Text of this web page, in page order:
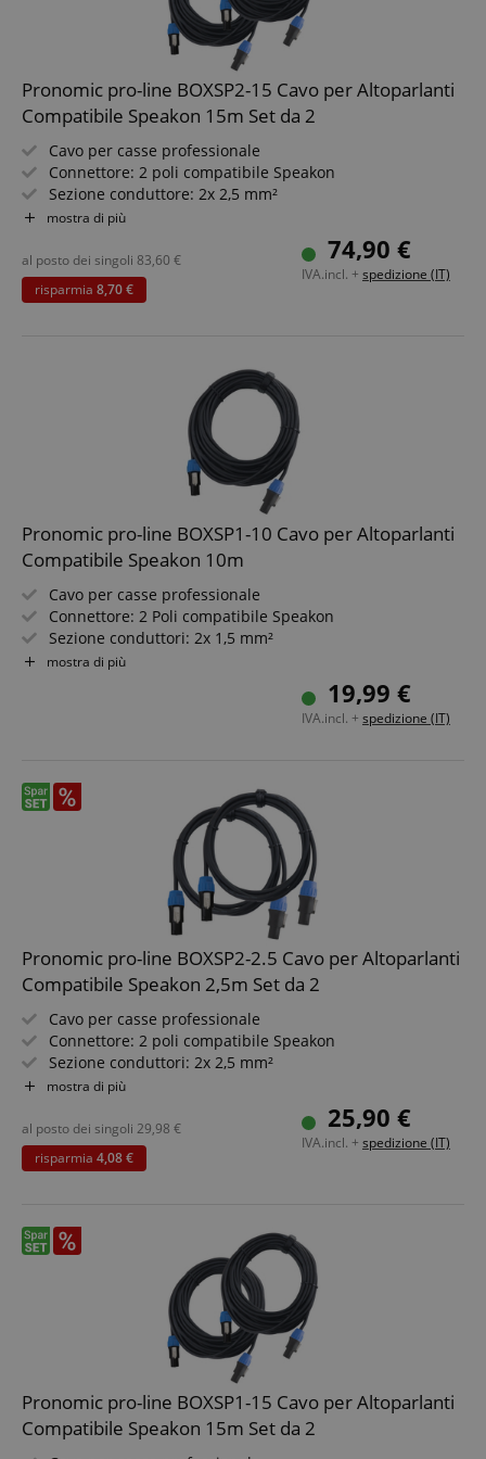
Pronomic pro-line BOXSP2-15 Cavo per Altoparlanti
Compatibile Speakon 15m Set da 2
Cavo per casse professionale
Connettore: 2 poli compatibile Speakon
Sezione conduttore: 2x 2,5 mm²
Lunghezza: 15 m
2 pezzi in set risparmio
mostra di più
74,90 €
IVA.incl. + spedizione (IT)
al posto dei singoli 83,60 €
risparmia 8,70 €
Pronomic pro-line BOXSP1-10 Cavo per Altoparlanti
Compatibile Speakon 10m
Cavo per casse professionale
Connettore: 2 Poli compatibile Speakon
Sezione conduttori: 2x 1,5 mm²
Connettori di alta qualità con blocco di sicurezza
mostra di più
19,99 €
IVA.incl. + spedizione (IT)
Pronomic pro-line BOXSP2-2.5 Cavo per Altoparlanti
Compatibile Speakon 2,5m Set da 2
Cavo per casse professionale
Connettore: 2 poli compatibile Speakon
Sezione conduttori: 2x 2,5 mm²
Lunghezza: 2,5 m
2 pezzi in set risparmio
mostra di più
25,90 €
IVA.incl. + spedizione (IT)
al posto dei singoli 29,98 €
risparmia 4,08 €
Pronomic pro-line BOXSP1-15 Cavo per Altoparlanti
Compatibile Speakon 15m Set da 2